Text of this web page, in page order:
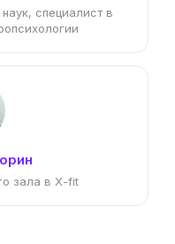
специалист в
зала в X-fit